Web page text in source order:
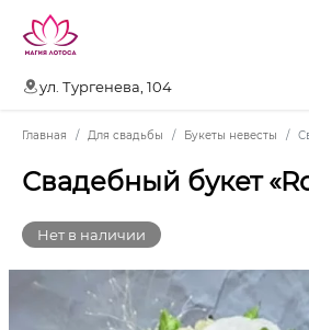
ул. Тургенева, 104
Главная Для свадьбы Букеты невесты
Свадебный букет
Нет в наличии